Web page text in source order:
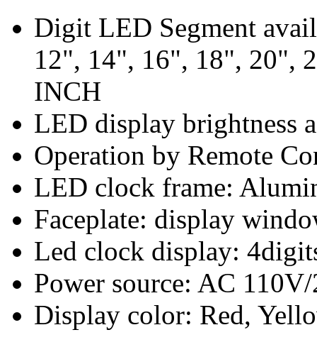
Digit LED Segment
12", 14", 16", 18", 20",
INCH
LED display brightness
Operation by Remote
LED clock frame:
Faceplate: display
Led clock display:
Power source: AC
Display color: Red,